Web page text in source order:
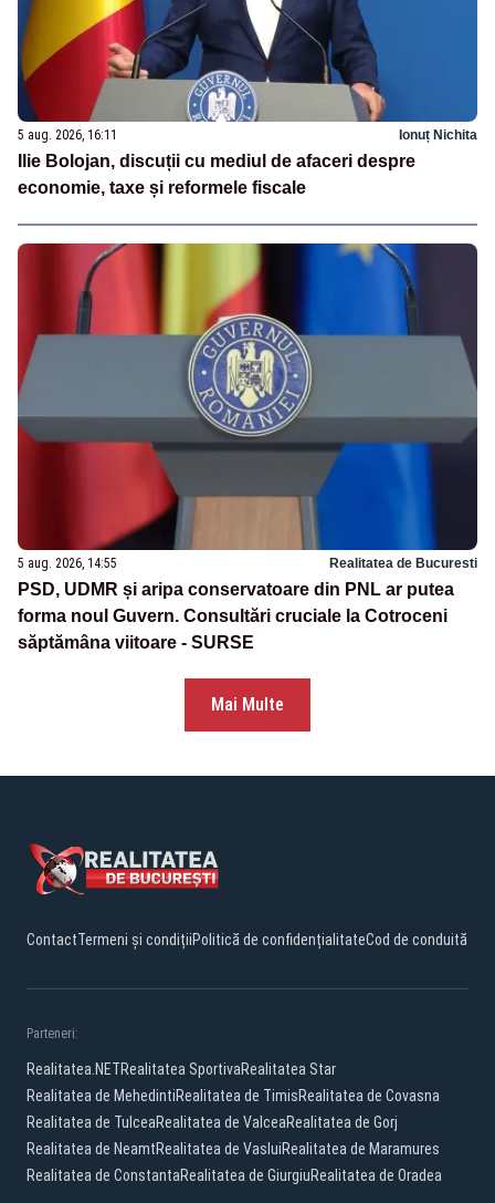
5 aug. 2026, 16:11 Ionuț Nichita
Ilie Bolojan, discuții cu mediul de afaceri despre
economie, taxe și reformele fiscale
5 aug. 2026, 14:55 Realitatea de Bucuresti
PSD, UDMR și aripa conservatoare din PNL ar putea
forma noul Guvern. Consultări cruciale la Cotroceni
săptămâna viitoare - SURSE
Mai Multe
ContactTermeni și condițiiPolitică de confidențialitateCod de conduită
Parteneri:
Realitatea.NETRealitatea SportivaRealitatea Star
Realitatea de MehedintiRealitatea de TimisRealitatea de Covasna
Realitatea de TulceaRealitatea de ValceaRealitatea de Gorj
Realitatea de NeamtRealitatea de VasluiRealitatea de Maramures
Realitatea de ConstantaRealitatea de GiurgiuRealitatea de Oradea